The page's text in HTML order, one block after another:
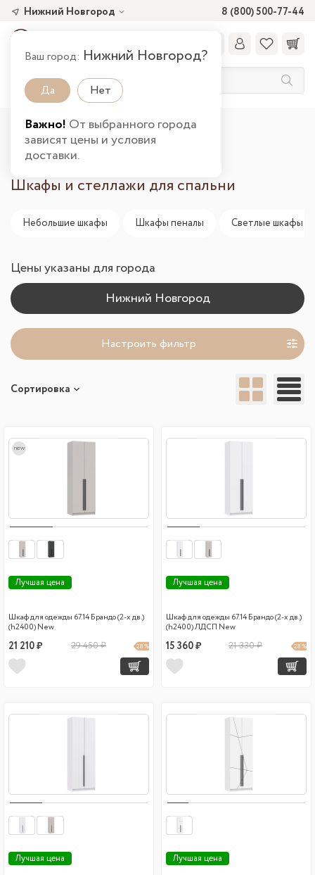
8 (800) 500-77-44
Нижний Новгород
Ваш город: Нижний Новгород?
Да Нет
Важно! От выбранного города
зависят цены и условия
доставки.
Главная Каталог товаров
Спальня
Шкафы и стеллажи в Нижнем Новгороде
Шкафы и стеллажи для спальни
Небольшие шкафы Шкафы пеналы Светлые шкафы в
Цены указаны для города
Настроить фильтр
Сортировка
new
Лучшая цена
Шкаф для одежды 67.14 Брандо (2-х дв.)
(h2400) New
21 210 ₽ 29 450 ₽ 28 %
Лучшая цена
Шкаф для одежды 67.14 Брандо (2-х дв.)
(h2400) ЛДСП New
15 360 ₽ 21 330 ₽ 28 %
Лучшая цена Лучшая цена